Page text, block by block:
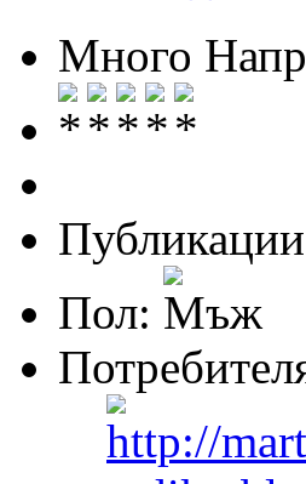
Много
Пол: